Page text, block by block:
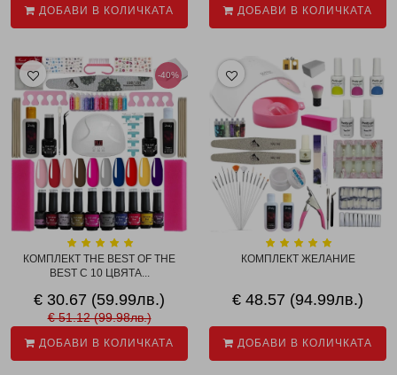
ДОБАВИ В КОЛИЧКАТА ДОБАВИ В КОЛИЧКАТА
-40%
КОМПЛЕКТ THE BEST OF THE
BEST С 10 ЦВЯТА...
€ 30.67 (59.99лв.)
€ 51.12 (99.98лв.)
ДОБАВИ В КОЛИЧКАТА
КОМПЛЕКТ ЖЕЛАНИЕ
€ 48.57 (94.99лв.)
ДОБАВИ В КОЛИЧКАТА